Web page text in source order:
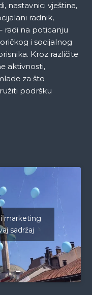
nastavnici vještina,
radnik,
radi na poticanju
i socijalnog
Kroz različite
aktivnosti,
za što
podršku
marketing
sadržaj